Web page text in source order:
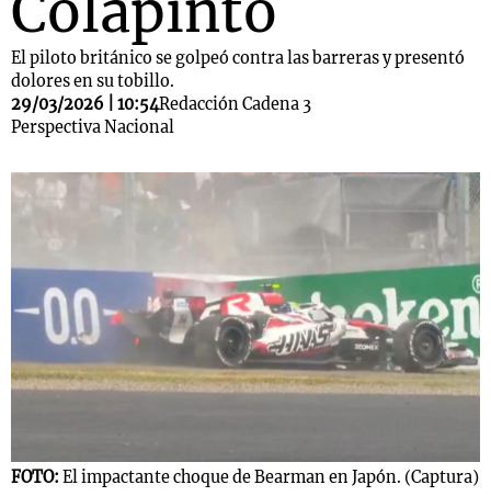
El piloto británico se golpeó contra las barreras y presentó
dolores en su tobillo.
29/03/2026 | 10:54Redacción Cadena 3
Perspectiva Nacional
FOTO: El impactante choque de Bearman en Japón. (Captura)
Notas
Mundial 2026
Notas
La Sole en
Cadena 3